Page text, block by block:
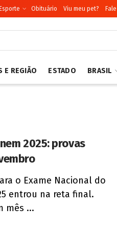
Esporte Obituário Viu meu pet?
E REGIÃO ESTADO BRASIL
2025: provas
o Exame Nacional do
entrou na reta final.
mês ...